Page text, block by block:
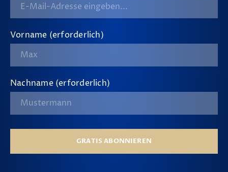
Vorname (erforderlich)
Nachname (erforderlich)
GRATIS ABONNIEREN